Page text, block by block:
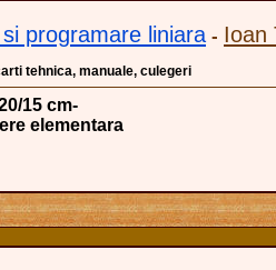
programare liniara- Ioan
tehnica, manuale, culegeri
15 cm-
elementara